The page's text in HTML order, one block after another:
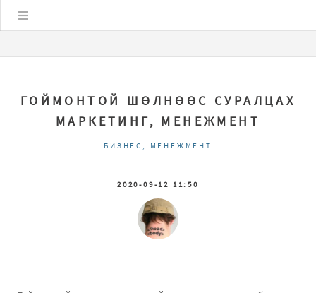
ГОЙМОНТОЙ ШӨЛНӨӨС СУРАЛЦАХ
МАРКЕТИНГ, МЕНЕЖМЕНТ
БИЗНЕС, МЕНЕЖМЕНТ
2020-09-12 11:50